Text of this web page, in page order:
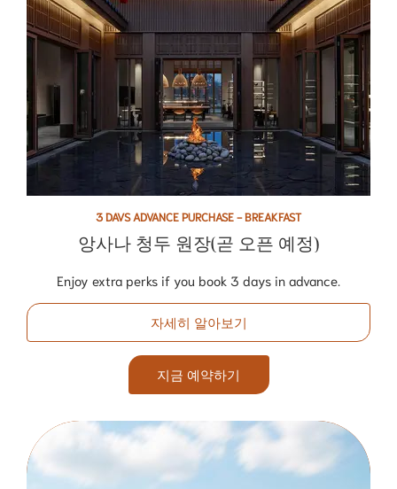
3 DAVS ADVANCE PURCHASE - BREAKFAST
앙사나 청두 원장(곧 오픈 예정)
Enjoy extra perks if you book 3 days in advance.
자세히 알아보기
지금 예약하기